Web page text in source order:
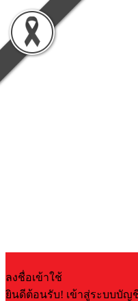
ลงชื่อเข้าใช้
ยินดีต้อนรับ! เข้าสู่ระบบบั